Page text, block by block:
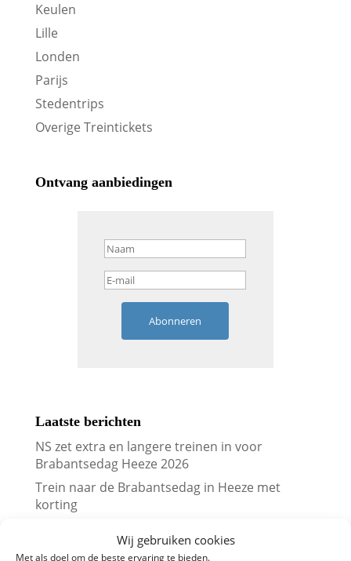
Wij gebruiken cookies
Met als doel om de beste ervaring te bieden.
Keulen
Lille
Londen
Parijs
Stedentrips
Overige Treintickets
Ontvang aanbiedingen
Abonneren
Laatste berichten
NS zet extra en langere treinen in voor
Brabantsedag Heeze 2026
Trein naar de Brabantsedag in Heeze met
korting
prijskalenders